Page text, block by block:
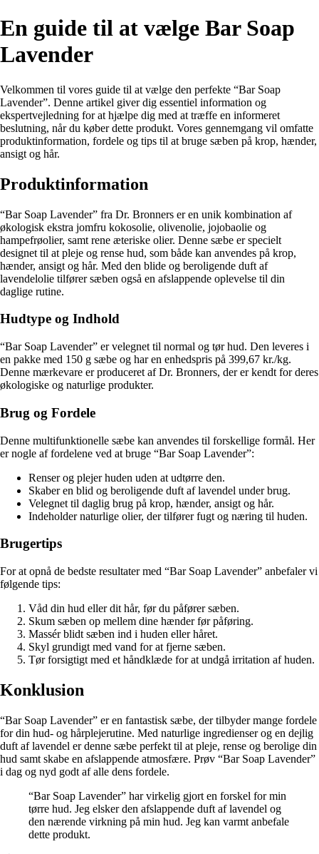
En guide til at vælge Bar Soap
Lavender
Velkommen til vores guide til at vælge den perfekte “Bar Soap
Lavender”. Denne artikel giver dig essentiel information og
ekspertvejledning for at hjælpe dig med at træffe en informeret
beslutning, når du køber dette produkt. Vores gennemgang vil omfatte
produktinformation, fordele og tips til at bruge sæben på krop, hænder,
ansigt og hår.
Produktinformation
“Bar Soap Lavender” fra Dr. Bronners er en unik kombination af
økologisk ekstra jomfru kokosolie, olivenolie, jojobaolie og
hampefrøolier, samt rene æteriske olier. Denne sæbe er specielt
designet til at pleje og rense hud, som både kan anvendes på krop,
hænder, ansigt og hår. Med den blide og beroligende duft af
lavendelolie tilfører sæben også en afslappende oplevelse til din
daglige rutine.
Hudtype og Indhold
“Bar Soap Lavender” er velegnet til normal og tør hud. Den leveres i
en pakke med 150 g sæbe og har en enhedspris på 399,67 kr./kg.
Denne mærkevare er produceret af Dr. Bronners, der er kendt for deres
økologiske og naturlige produkter.
Brug og Fordele
Denne multifunktionelle sæbe kan anvendes til forskellige formål. Her
er nogle af fordelene ved at bruge “Bar Soap Lavender”:
Renser og plejer huden uden at udtørre den.
Skaber en blid og beroligende duft af lavendel under brug.
Velegnet til daglig brug på krop, hænder, ansigt og hår.
Indeholder naturlige olier, der tilfører fugt og næring til huden.
Brugertips
For at opnå de bedste resultater med “Bar Soap Lavender” anbefaler vi
følgende tips:
Våd din hud eller dit hår, før du påfører sæben.
Skum sæben op mellem dine hænder før påføring.
Massér blidt sæben ind i huden eller håret.
Skyl grundigt med vand for at fjerne sæben.
Tør forsigtigt med et håndklæde for at undgå irritation af huden.
Konklusion
“Bar Soap Lavender” er en fantastisk sæbe, der tilbyder mange fordele
for din hud- og hårplejerutine. Med naturlige ingredienser og en dejlig
duft af lavendel er denne sæbe perfekt til at pleje, rense og berolige din
hud samt skabe en afslappende atmosfære. Prøv “Bar Soap Lavender”
i dag og nyd godt af alle dens fordele.
“Bar Soap Lavender” har virkelig gjort en forskel for min
tørre hud. Jeg elsker den afslappende duft af lavendel og
den nærende virkning på min hud. Jeg kan varmt anbefale
dette produkt.